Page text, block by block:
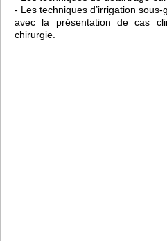
- Les techniques d’irrigation sous-
avec la présentation de cas
chirurgie.